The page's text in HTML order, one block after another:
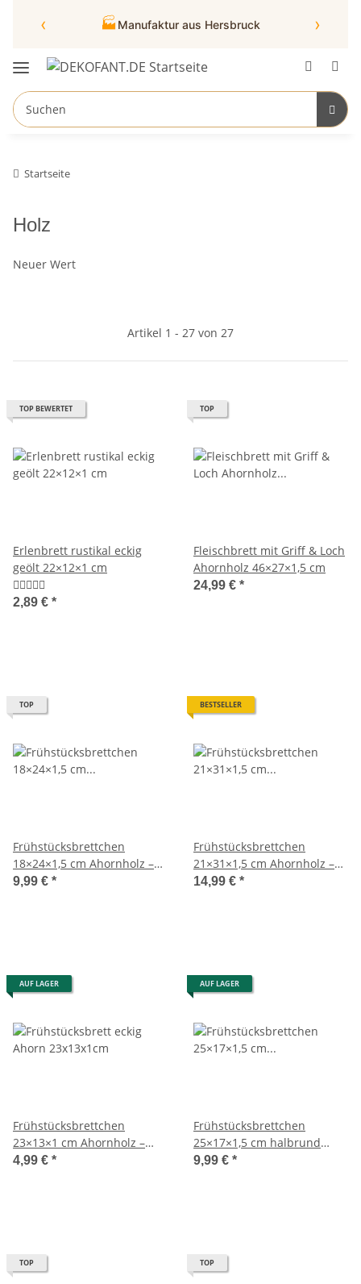
‹ 🏭 Manufaktur aus Hersbruck ›
Startseite
Holz
Neuer Wert
Artikel 1 - 27 von 27
TOP BEWERTET
Erlenbrett rustikal eckig
geölt 22×12×1 cm
2,89 € *
TOP
Fleischbrett mit Griff & Loch
Ahornholz 46×27×1,5 cm
24,99 € *
TOP
Frühstücksbrettchen
18×24×1,5 cm Ahornholz –
naturbelassen
9,99 € *
BESTSELLER
Frühstücksbrettchen
21×31×1,5 cm Ahornholz –
naturbelassen
14,99 € *
AUF LAGER
Frühstücksbrettchen
23×13×1 cm Ahornholz –
naturbelassen
4,99 € *
AUF LAGER
Frühstücksbrettchen
25×17×1,5 cm halbrund
Ahornholz – naturbelassen
9,99 € *
TOP TOP